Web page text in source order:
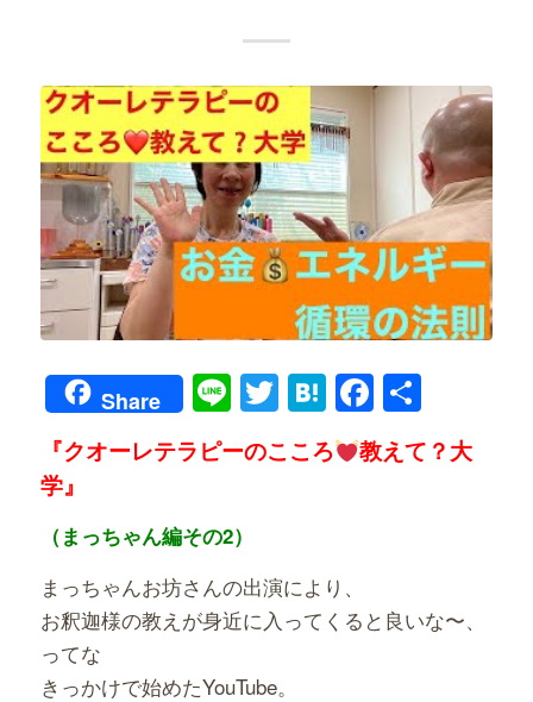
Share LineTwitter
Hatena共
有
『クオーレテラピーのこころ
教えて？大
学』
（まっちゃん編その2）
まっちゃんお坊さんの出演により、
お釈迦様の教えが身近に入ってくると良いな〜、
ってな
きっかけで始めたYouTube。